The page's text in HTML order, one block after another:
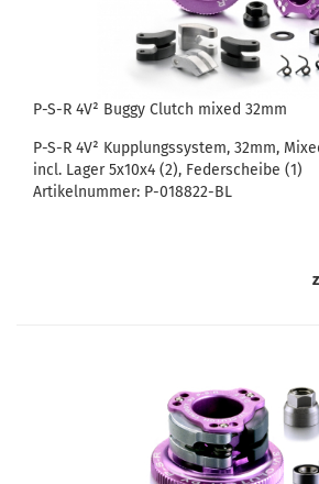
P-S-R 4V² Buggy Clutch mixed 32mm
P-S-R 4V² Kupplungssystem, 32mm,
incl. Lager 5x10x4 (2), Federscheibe (1)
Artikelnummer: P-018822-BL